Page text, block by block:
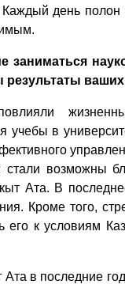
день
.
заниматься
результаты
учебы в
возможны
Ата. В
Кроме того,
к условиям
в последние